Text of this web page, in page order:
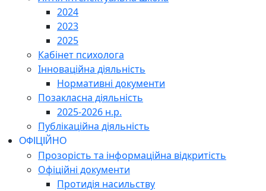
2024
2023
2025
Кабінет психолога
Інноваційна діяльність
Нормативні документи
Позакласна діяльність
2025-2026 н.р.
Публікаційна діяльність
ОФІЦІЙНО
Прозорість та інформаційна відкритість
Офіційні документи
Протидія насильству